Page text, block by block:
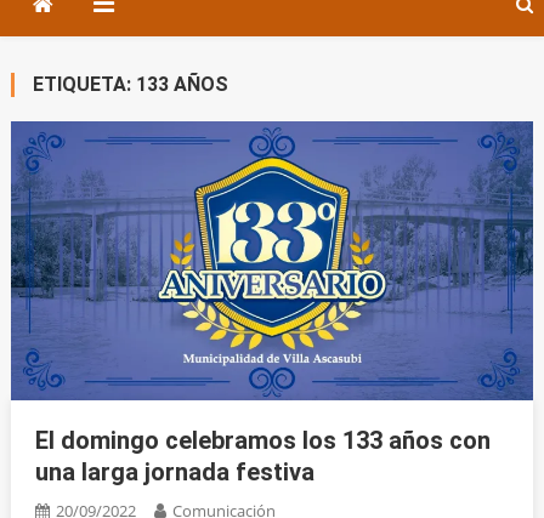
ETIQUETA: 133 AÑOS
El domingo celebramos los 133 años con
una larga jornada festiva
20/09/2022 Comunicación